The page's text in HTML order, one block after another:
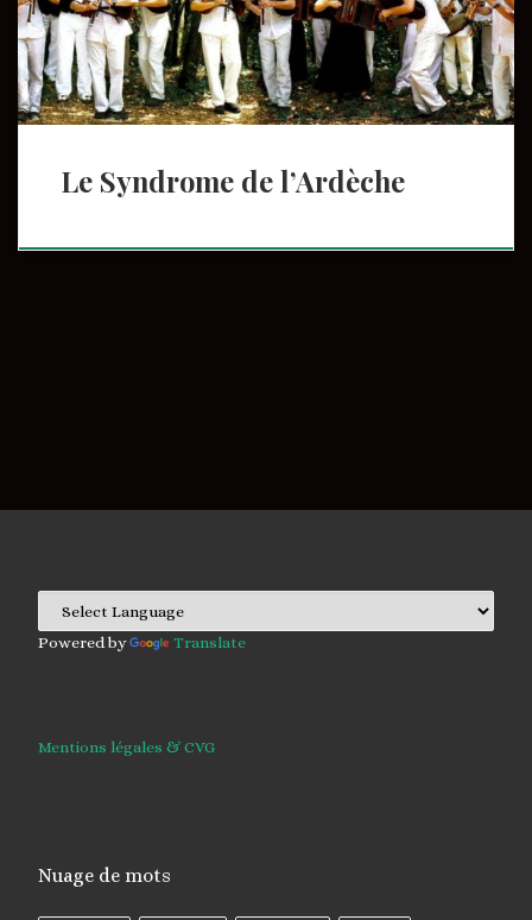
que musiques traditionnelles et jazz n’ont qu’une frontière
ténue, les musiciens du […]
Le Syndrome de l’Ardèche
Powered by Translate
Mentions légales & CVG
Nuage de mots